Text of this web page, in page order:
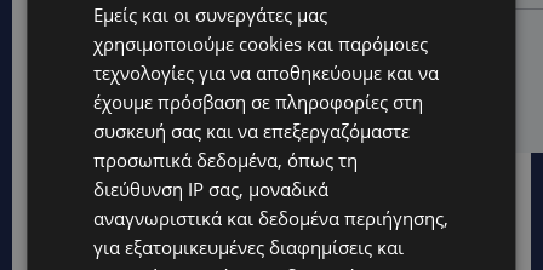
UPDATES
ΛΑΤΣΙΑ-ΓΕΡΙ: Στο επίκεντρο η δημιουργία δομών για
ασυνόδευτους ανήλικους – Αντιδρά ο Δήμος,
στηρίζει υπό προϋποθέσεις το Κίνημα Οικολόγων
Εμείς και οι συνεργάτες μας
χρησιμοποιούμε cookies και παρόμοιες
τεχνολογίες για να αποθηκεύουμε και να
έχουμε πρόσβαση σε πληροφορίες στη
συσκευή σας και να επεξεργαζόμαστε
προσωπικά δεδομένα, όπως τη
διεύθυνση IP σας, μοναδικά
αναγνωριστικά και δεδομένα περιήγησης,
για εξατομικευμένες διαφημίσεις και